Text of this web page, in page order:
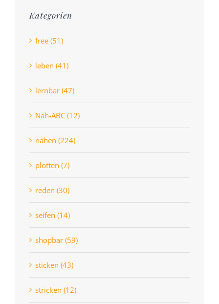
Kategorien
free (51)
leben (41)
lernbar (47)
Näh-ABC (12)
nähen (224)
plotten (7)
reden (30)
seifen (14)
shopbar (59)
sticken (43)
stricken (12)